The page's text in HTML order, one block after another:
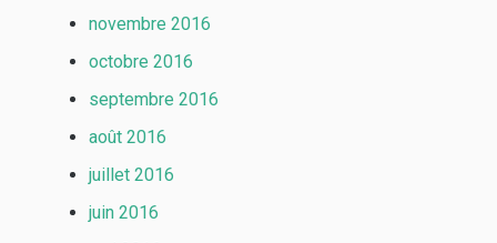
novembre 2016
octobre 2016
septembre 2016
août 2016
juillet 2016
juin 2016